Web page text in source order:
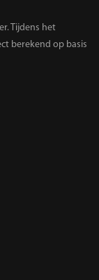
Tijdens het
berekend op basis